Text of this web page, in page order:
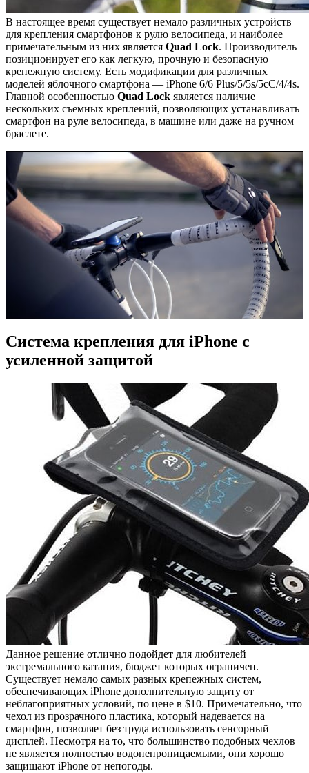
В настоящее время существует немало различных устройств
для крепления смартфонов к рулю велосипеда, и наиболее
примечательным из них является Quad Lock. Производитель
позиционирует его как легкую, прочную и безопасную
крепежную систему. Есть модификации для различных
моделей яблочного смартфона — iPhone 6/6 Plus/5/5s/5cC/4/4s.
Главной особенностью Quad Lock является наличие
нескольких съемных креплений, позволяющих устанавливать
смартфон на руле велосипеда, в машине или даже на ручном
браслете.
Система крепления для iPhone с
усиленной защитой
Данное решение отлично подойдет для любителей
экстремального катания, бюджет которых ограничен.
Существует немало самых разных крепежных систем,
обеспечивающих iPhone дополнительную защиту от
неблагоприятных условий, по цене в $10. Примечательно, что
чехол из прозрачного пластика, который надевается на
смартфон, позволяет без труда использовать сенсорный
дисплей. Несмотря на то, что большинство подобных чехлов
не является полностью водонепроницаемыми, они хорошо
защищают iPhone от непогоды.